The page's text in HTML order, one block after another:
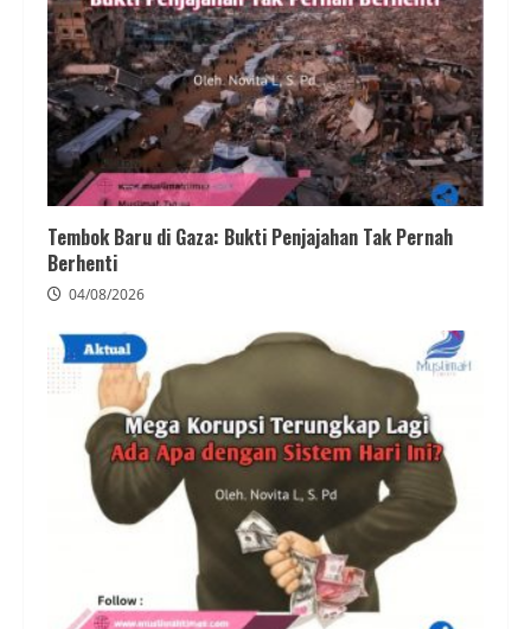
Tembok Baru di Gaza: Bukti Penjajahan Tak Pernah
Berhenti
04/08/2026